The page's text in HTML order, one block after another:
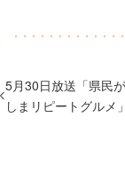
5月30日放送「県民
しまリピートグルメ」